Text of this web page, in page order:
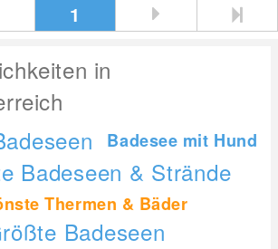
1
in
Badesee mit Hund
Badeseen & Strände
Thermen & Bäder
Badeseen